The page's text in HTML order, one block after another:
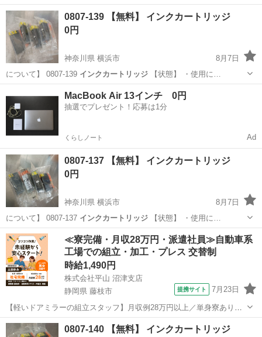
神奈川 横浜市 インクカートリッジ
0807-139 【無料】 インクカートリッジ
0円
神奈川県 横浜市
8月7日
について】 0807-139 インクカートリッジ 【状態】 ・使用に…
横浜市 OA用品 インクカートリッジ
MacBook Air 13インチ 0円
抽選でプレゼント！応募は1分
くらしノート Ad
0807-137 【無料】 インクカートリッジ
0円
神奈川県 横浜市
8月7日
について】 0807-137 インクカートリッジ 【状態】 ・使用に…
神奈川 横浜市 OA用品 インクカートリッジ
≪寮完備・月収28万円・派遣社員≫自動車系
工場での組立・加工・プレス 交替制
時給1,490円
株式会社平山 沼津支店
静岡県 藤枝市
提携サイト 7月23日
【軽いドアミラーの組立スタッフ】月収例28万円以上／単身寮あり／
年間休日121日／初めてさんも安心のカンタン作業 【未経験歓迎】軽
いドアミラーの組立スタッフ｜新設のキレイな工場◎男女活躍中！ 大
静岡 藤枝市
0807-140 【無料】 インクカートリッジ